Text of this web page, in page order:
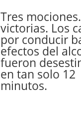
Tres
victorias. Los
por conducir
efectos del
fueron
en tan solo 12
minutos.